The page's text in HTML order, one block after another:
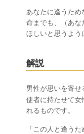
あなたに逢うた
命までも、（あな
ほしいと思うよう
解説
男性が思いを寄せ
使者に持たせて女
れるものです。
「この人と逢う